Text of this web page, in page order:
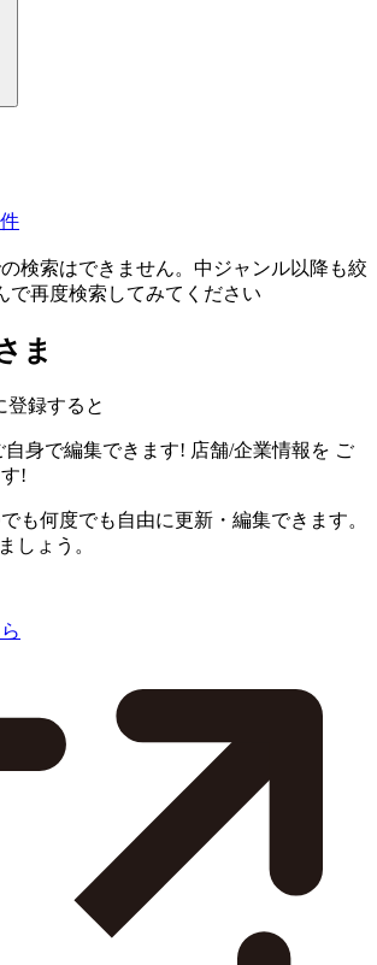
検索はできません。中ジャンル以降も絞
で再度検索してみてください
ま
登録すると
自身で編集できます! 店舗/企業情報を ご
!
も何度でも自由に更新・編集できます。
しょう。